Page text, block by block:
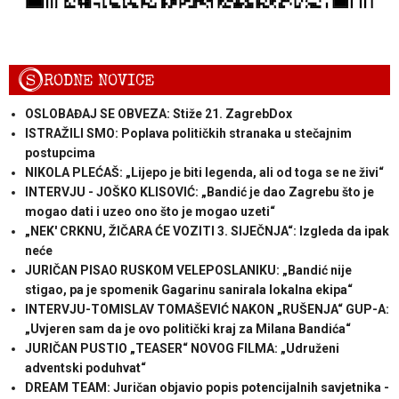
SRODNE NOVICE
OSLOBAĐAJ SE OBVEZA: Stiže 21. ZagrebDox
ISTRAŽILI SMO: Poplava političkih stranaka u stečajnim
postupcima
NIKOLA PLEĆAŠ: „Lijepo je biti legenda, ali od toga se ne živi“
INTERVJU - JOŠKO KLISOVIĆ: „Bandić je dao Zagrebu što je
mogao dati i uzeo ono što je mogao uzeti“
„NEK' CRKNU, ŽIČARA ĆE VOZITI 3. SIJEČNJA“: Izgleda da ipak
neće
JURIČAN PISAO RUSKOM VELEPOSLANIKU: „Bandić nije
stigao, pa je spomenik Gagarinu sanirala lokalna ekipa“
INTERVJU-TOMISLAV TOMAŠEVIĆ NAKON „RUŠENJA“ GUP-A:
„Uvjeren sam da je ovo politički kraj za Milana Bandića“
JURIČAN PUSTIO „TEASER“ NOVOG FILMA: „Udruženi
adventski poduhvat“
DREAM TEAM: Juričan objavio popis potencijalnih savjetnika -